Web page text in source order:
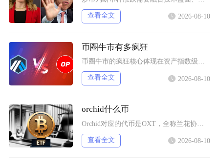
查看全文 2026-08-10
币圈牛市有多疯狂
币圈牛市的疯狂核心体现在资产指数级暴涨、机构与散户双向狂热、模因币短期造富神话泛滥、杠杆交
查看全文 2026-08-10
orchid什么币
查看全文 2026-08-10